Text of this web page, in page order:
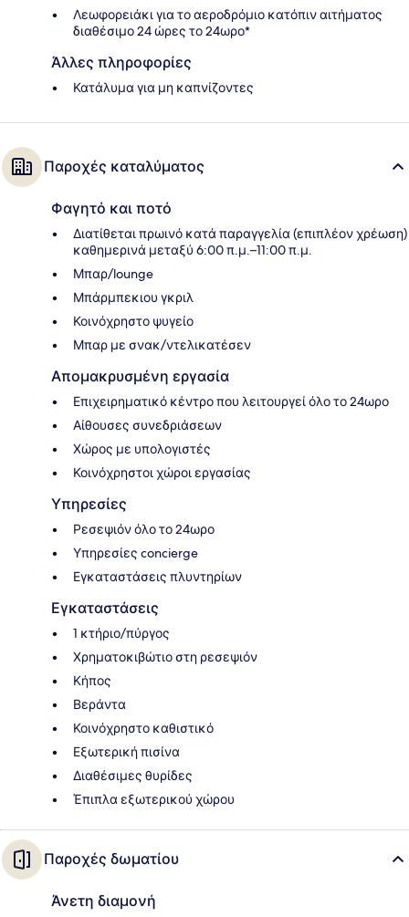
Λεωφορειάκι για το αεροδρόμιο κατόπιν αιτήματος
διαθέσιμο 24 ώρες το 24ωρο*
Άλλες πληροφορίες
Κατάλυμα για μη καπνίζοντες
Παροχές καταλύματος
Φαγητό και ποτό
Διατίθεται πρωινό κατά παραγγελία (επιπλέον χρέωση)
καθημερινά μεταξύ 6:00 π.μ.–11:00 π.μ.
Μπαρ/lounge
Μπάρμπεκιου γκριλ
Κοινόχρηστο ψυγείο
Μπαρ με σνακ/ντελικατέσεν
Απομακρυσμένη εργασία
Επιχειρηματικό κέντρο που λειτουργεί όλο το 24ωρο
Αίθουσες συνεδριάσεων
Χώρος με υπολογιστές
Κοινόχρηστοι χώροι εργασίας
Υπηρεσίες
Ρεσεψιόν όλο το 24ωρο
Υπηρεσίες concierge
Εγκαταστάσεις πλυντηρίων
Εγκαταστάσεις
1 κτήριο/πύργος
Χρηματοκιβώτιο στη ρεσεψιόν
Κήπος
Βεράντα
Κοινόχρηστο καθιστικό
Εξωτερική πισίνα
Διαθέσιμες θυρίδες
Έπιπλα εξωτερικού χώρου
Παροχές δωματίου
Άνετη διαμονή